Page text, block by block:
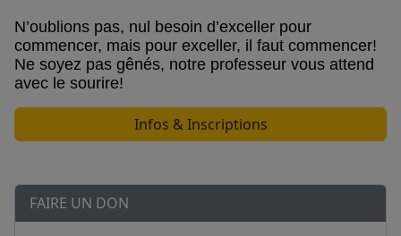
N’oublions pas, nul besoin d’exceller pour
commencer, mais pour exceller, il faut commencer!
Ne soyez pas gênés, notre professeur vous attend
avec le sourire!
Infos & Inscriptions
FAIRE UN DON